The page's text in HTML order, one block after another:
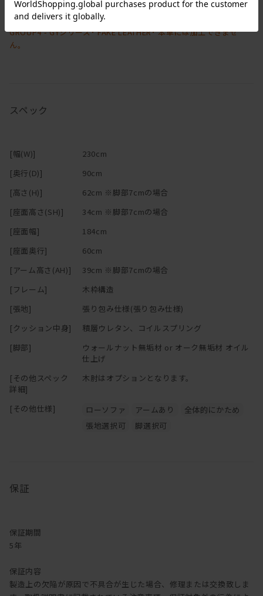
ーズ
GROUP4 - GYシリーズ･ FAKE LEATHER･ 本革には加工できませ
ん。
スペック
[幅(W)]
230cm
[奥行(D)]
90cm
[高さ(H)]
62cm ※脚部7cmの場合
[座面高さ(SH)]
34cm ※脚部7cmの場合
[座面幅]
184cm
[座面奥行]
60cm
[アーム高さ(AH)]
39cm ※脚部7cmの場合
[フレーム]
木枠構造
[張地]
張り包み仕様(張り包み仕様)
[クッション中身]
積層ウレタン、コイルスプリング
[脚部]
ウォールナット無垢材 or オーク無垢材 オイル
仕上げ
[その他スペック
詳細]
木肘はオプションとなります。
[その他仕様] ローソファ アームあり
全体的にかため
張地選択可
脚選択可
保証
保証期間
5年
保証内容
製造上の欠陥が原因で不具合が生じた場合、修理または交換致しま